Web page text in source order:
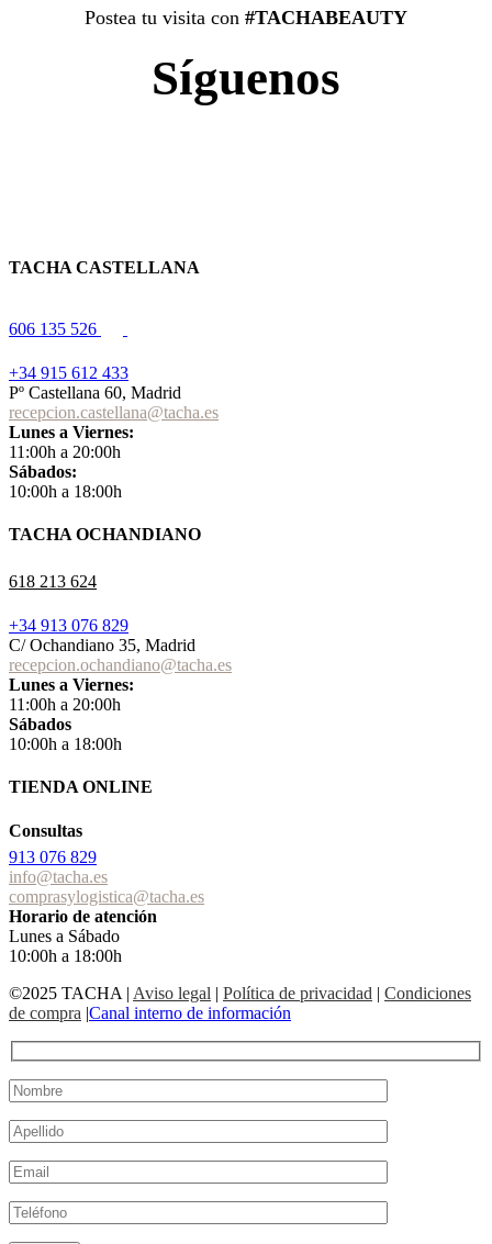
Postea tu visita con #TACHABEAUTY
Síguenos
TACHA CASTELLANA
606 135 526
+34 915 612 433
Pº Castellana 60, Madrid
recepcion.castellana@tacha.es
Lunes a Viernes:
11:00h a 20:00h
Sábados:
10:00h a 18:00h
TACHA OCHANDIANO
618 213 624
+34 913 076 829
C/ Ochandiano 35, Madrid
recepcion.ochandiano@tacha.es
Lunes a Viernes:
11:00h a 20:00h
Sábados
10:00h a 18:00h
TIENDA ONLINE
Consultas
913 076 829
info@tacha.es
comprasylogistica@tacha.es
Horario de atención
Lunes a Sábado
10:00h a 18:00h
©2025 TACHA | Aviso legal | Política de privacidad | Condiciones
de compra |Canal interno de información